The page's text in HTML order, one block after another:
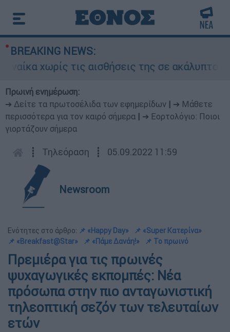
BREAKING NEWS:
τις αισθήσεις της σε ακάλυπτο
Πρωινή ενημέρωση:
➔ Δείτε τα πρωτοσέλιδα των εφημερίδων
➔ Μάθετε
περισσότερα για τον καιρό σήμερα
➔ Εορτολόγιο: Ποιοι
γιορτάζουν σήμερα
┋ Τηλεόραση ┋ 05.09.2022 11:59
Newsroom
Ενότητες στο άρθρο: 📌 «Happy Day»
📌 «Super Κατερίνα»
📌 «Breakfast@Star»
📌 «Πάμε Δανάη!» 📌 To πρωινό
Πρεμιέρα για τις πρωινές
ψυχαγωγικές εκπομπές: Νέα
πρόσωπα στην πιο ανταγωνιστική
τηλεοπτική σεζόν των τελευταίων
ετών